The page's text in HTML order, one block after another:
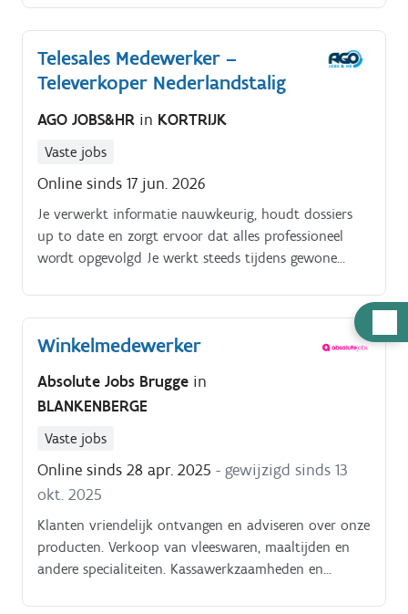
Telesales Medewerker –
Televerkoper Nederlandstalig
AGO JOBS&HR in KORTRIJK
Vaste jobs
Online sinds 17 jun. 2026
Je verwerkt informatie nauwkeurig, houdt dossiers
up to date en zorgt ervoor dat alles professioneel
wordt opgevolgd Je werkt steeds tijdens gewone
voorzien, maar je krijgt wel directe ondersteuning,
een goede teamsfeer en collega's rondom jou.
Winkelmedewerker
Absolute Jobs Brugge in
BLANKENBERGE
Vaste jobs
Online sinds 28 apr. 2025 - gewijzigd sinds 13
okt. 2025
Klanten vriendelijk ontvangen en adviseren over onze
producten. Verkoop van vleeswaren, maaltijden en
andere specialiteiten. Kassawerkzaamheden en